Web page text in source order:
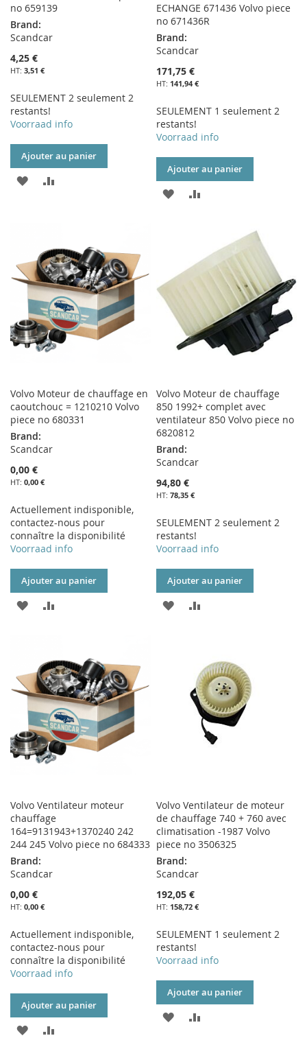
no 659139
Brand:
Scandcar
4,25 €
3,51 €
SEULEMENT 2 seulement 2
restants!
Voorraad info
Ajouter au panier
AJOUTER
LISTE
D’ENVIE
ECHANGE 671436 Volvo piece
no 671436R
Brand:
Scandcar
171,75 €
141,94 €
SEULEMENT 1 seulement 2
restants!
Voorraad info
Ajouter au panier
AJOUTER
LISTE
D’ENVIE
COMPARATEUR
Volvo Moteur de chauffage en
caoutchouc = 1210210 Volvo
piece no 680331
Brand:
Scandcar
0,00 €
0,00 €
Actuellement indisponible,
contactez-nous pour
connaître la disponibilité
Voorraad info
Ajouter au panier
AJOUTER
LISTE
D’ENVIE
Volvo Moteur de chauffage
850 1992+ complet avec
ventilateur 850 Volvo piece no
6820812
Brand:
Scandcar
94,80 €
78,35 €
SEULEMENT 2 seulement 2
restants!
Voorraad info
Ajouter au panier
AJOUTER
LISTE
D’ENVIE
Volvo Ventilateur moteur
chauffage
164=9131943+1370240 242
244 245 Volvo piece no 684333
Brand:
Scandcar
0,00 €
0,00 €
Actuellement indisponible,
contactez-nous pour
connaître la disponibilité
Voorraad info
Ajouter au panier
AJOUTER
Volvo Ventilateur de moteur
de chauffage 740 + 760 avec
climatisation -1987 Volvo
piece no 3506325
Brand:
Scandcar
192,05 €
158,72 €
SEULEMENT 1 seulement 2
restants!
Voorraad info
Ajouter au panier
AJOUTER